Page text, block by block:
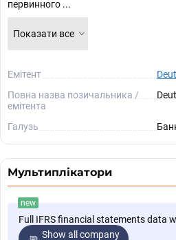
первинного ...
Показати все
Емітент
Повна назва позичальника /
емітента
Галузь
Мультиплікатори
new
Full IFRS financial statements data
Show all company